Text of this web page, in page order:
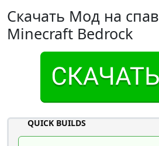
Скачать Мод на
Minecraft Bedrock
QUICK BUILDS